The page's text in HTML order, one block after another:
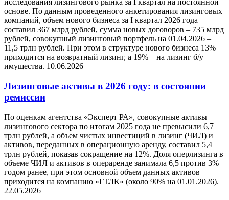
исследования лизингового рынка за I квартал на постоянной
основе. По данным проведенного анкетирования лизинговых
компаний, объем нового бизнеса за I квартал 2026 года
составил 367 млрд рублей, сумма новых договоров – 735 млрд
рублей, совокупный лизинговый портфель на 01.04.2026 –
11,5 трлн рублей. При этом в структуре нового бизнеса 13%
приходится на возвратный лизинг, а 19% – на лизинг б/у
имущества. 10.06.2026
Лизинговые активы в 2026 году: в состоянии
ремиссии
По оценкам агентства «Эксперт РА», совокупные активы
лизингового сектора по итогам 2025 года не превысили 6,7
трлн рублей, а объем чистых инвестиций в лизинг (ЧИЛ) и
активов, переданных в операционную аренду, составил 5,4
трлн рублей, показав сокращение на 12%. Доля оперлизинга в
объеме ЧИЛ и активов в операренде занимала 6,5 против 3%
годом ранее, при этом основной объем данных активов
приходится на компанию «ГТЛК» (около 90% на 01.01.2026).
22.05.2026